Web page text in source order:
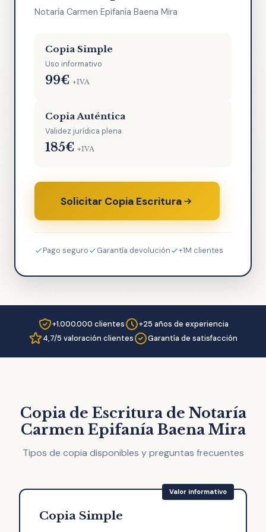
Notaría Carmen Epifanía Baena Mira
Copia Simple
Uso informativo
99€ +IVA
Copia Auténtica
Validez jurídica plena
185€ +IVA
Solicitar Copia Escritura
Pago seguro Garantía devolución +1M clientes
+1.000.000 clientes
+25 años de experiencia
4,7/5 valoración clientes
Garantía de satisfacción
Copia de Escritura de Notaría
Carmen Epifanía Baena Mira
Tipos de copia disponibles y preguntas frecuentes
Copia Simple